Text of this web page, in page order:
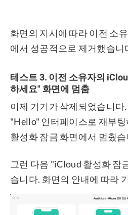
화면의 지시에 따라 이전 소
에서 성공적으로 제거했습니
테스트 3. 이전 소유자의
하세요" 화면에 멈춤
이제 기기가 삭제되었습니다
"Hello" 인터페이스로 재부
활성화 잠금 화면에서 멈췄
그런 다음 "iCloud 활성화 잠
습니다. 화면의 안내에 따라